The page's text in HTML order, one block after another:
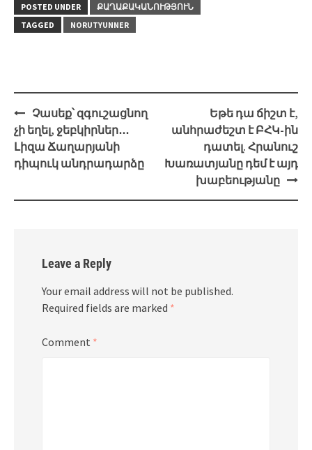
POSTED UNDER
ՔԱՂԱՔԱԿԱՆՈՒԹՅՈՒՆ
TAGGED
NORUTYUNNER
Post
navigation
Չասեք՝ զգուշացնող
չի եղել, ջեբկիրներ․․․
Լիզա Ճաղարյանի
դիպուկ անդրադարձը
Եթե դա ճիշտ է,
անհրաժեշտ է ԲՀԿ-ին
դատել. Հրանուշ
Խառատյանը դեմ է այդ
խաբեությանը
Leave a Reply
Your email address will not be published.
Required fields are marked *
Comment *